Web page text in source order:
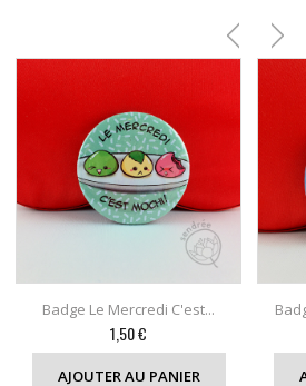
Badge Le Mercredi C'est...
Prix
1,50 €
AJOUTER AU PANIER